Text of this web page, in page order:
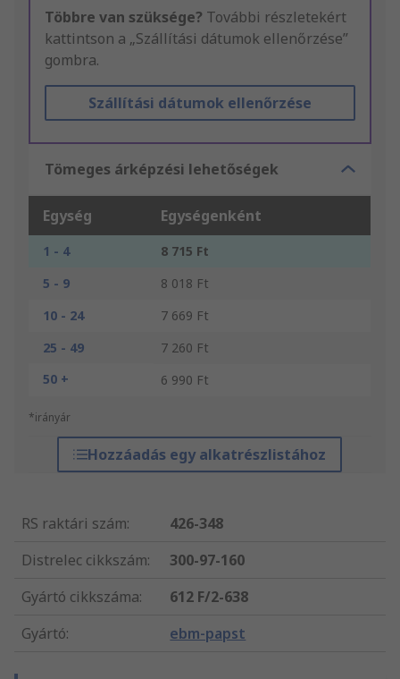
Többre van szüksége? További részletekért
kattintson a „Szállítási dátumok ellenőrzése”
gombra.
Szállítási dátumok ellenőrzése
Tömeges árképzési lehetőségek
Egység Egységenként
1 - 4
8 715 Ft
5 - 9
8 018 Ft
10 - 24
7 669 Ft
25 - 49
7 260 Ft
50 +
6 990 Ft
*irányár
Hozzáadás egy alkatrészlistához
RS raktári szám:
426-348
Distrelec cikkszám:
300-97-160
Gyártó cikkszáma:
612 F/2-638
Gyártó: ebm-papst